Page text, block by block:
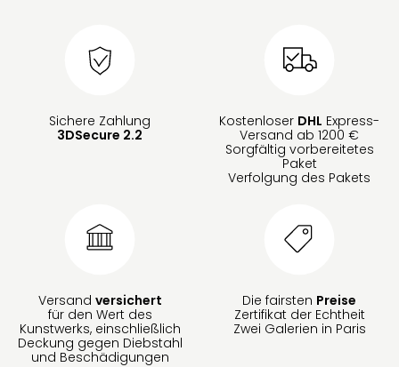
Sichere Zahlung
3DSecure 2.2
Kostenloser DHL Express-
Versand ab 1200 €
Sorgfältig vorbereitetes
Paket
Verfolgung des Pakets
Versand versichert
für den Wert des
Kunstwerks, einschließlich
Deckung gegen Diebstahl
und Beschädigungen
Die fairsten Preise
Zertifikat der Echtheit
Zwei Galerien in Paris